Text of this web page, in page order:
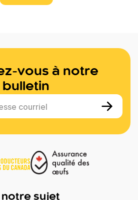
vous à notre
bulletin
courriel
notre sujet